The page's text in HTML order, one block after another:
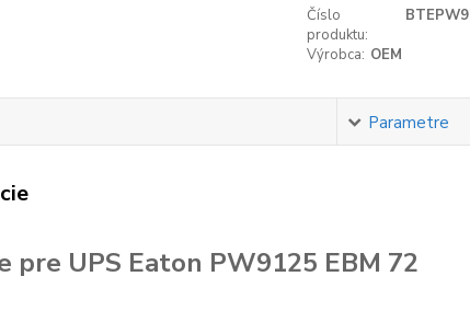
Číslo
produktu:
Výrobca: OEM
Parametre
pre UPS Eaton PW9125 EBM 72